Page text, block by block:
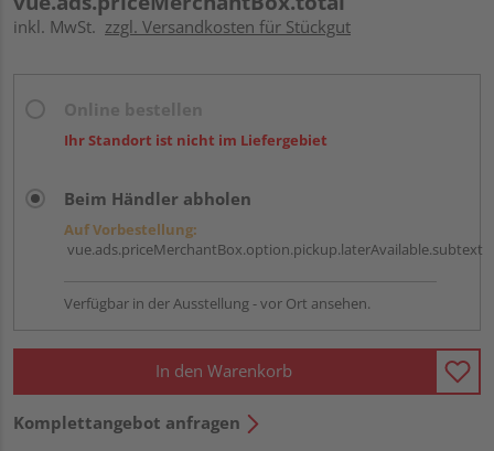
inkl. MwSt. zzgl. Versandkosten für Stückgut
Ihr Standort ist nicht im Liefergebiet
Beim Händler abholen
Auf Vorbestellung:
vue.ads.priceMerchantBox.option.pickup.laterAvailable.subtext
Verfügbar in der Ausstellung - vor Ort ansehen.
In den Warenkorb
Komplettangebot anfragen